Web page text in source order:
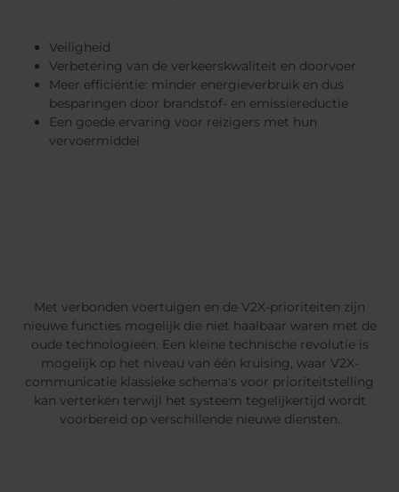
Veiligheid
Verbetering van de verkeerskwaliteit en doorvoer
Meer efficiëntie: minder energieverbruik en dus
besparingen door brandstof- en emissiereductie
Een goede ervaring voor reizigers met hun
vervoermiddel
Met verbonden voertuigen en de V2X-prioriteiten zijn
nieuwe functies mogelijk die niet haalbaar waren met de
oude technologieën. Een kleine technische revolutie is
mogelijk op het niveau van één kruising, waar V2X-
communicatie klassieke schema's voor prioriteitstelling
kan verterken terwijl het systeem tegelijkertijd wordt
voorbereid op verschillende nieuwe diensten.